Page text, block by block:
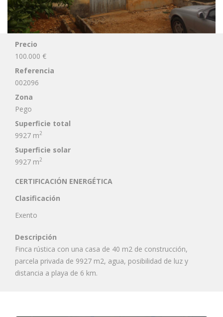
Precio
100.000 €
Referencia
002096
Zona
Pego
Superficie total
9927 m2
Superficie solar
9927 m2
CERTIFICACIÓN ENERGÉTICA
Clasificación
Exento
Descripción
Finca rústica con una casa de 40 m2 de construcción,
parcela privada de 9927 m2, agua, posibilidad de luz y
distancia a playa de 6 km.